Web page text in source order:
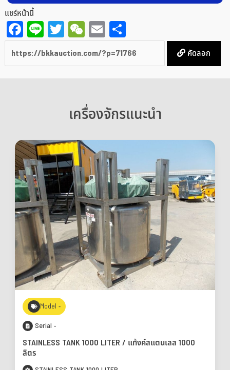
แชร์หน้านี้
Facebook
LineTwitter
WeChat
EmailShare
คัดลอก
เครื่องจักรแนะนำ
Model -
Serial -
STAINLESS TANK 1000 LITER / แท้งค์สแตนเลส 1000
ลิตร